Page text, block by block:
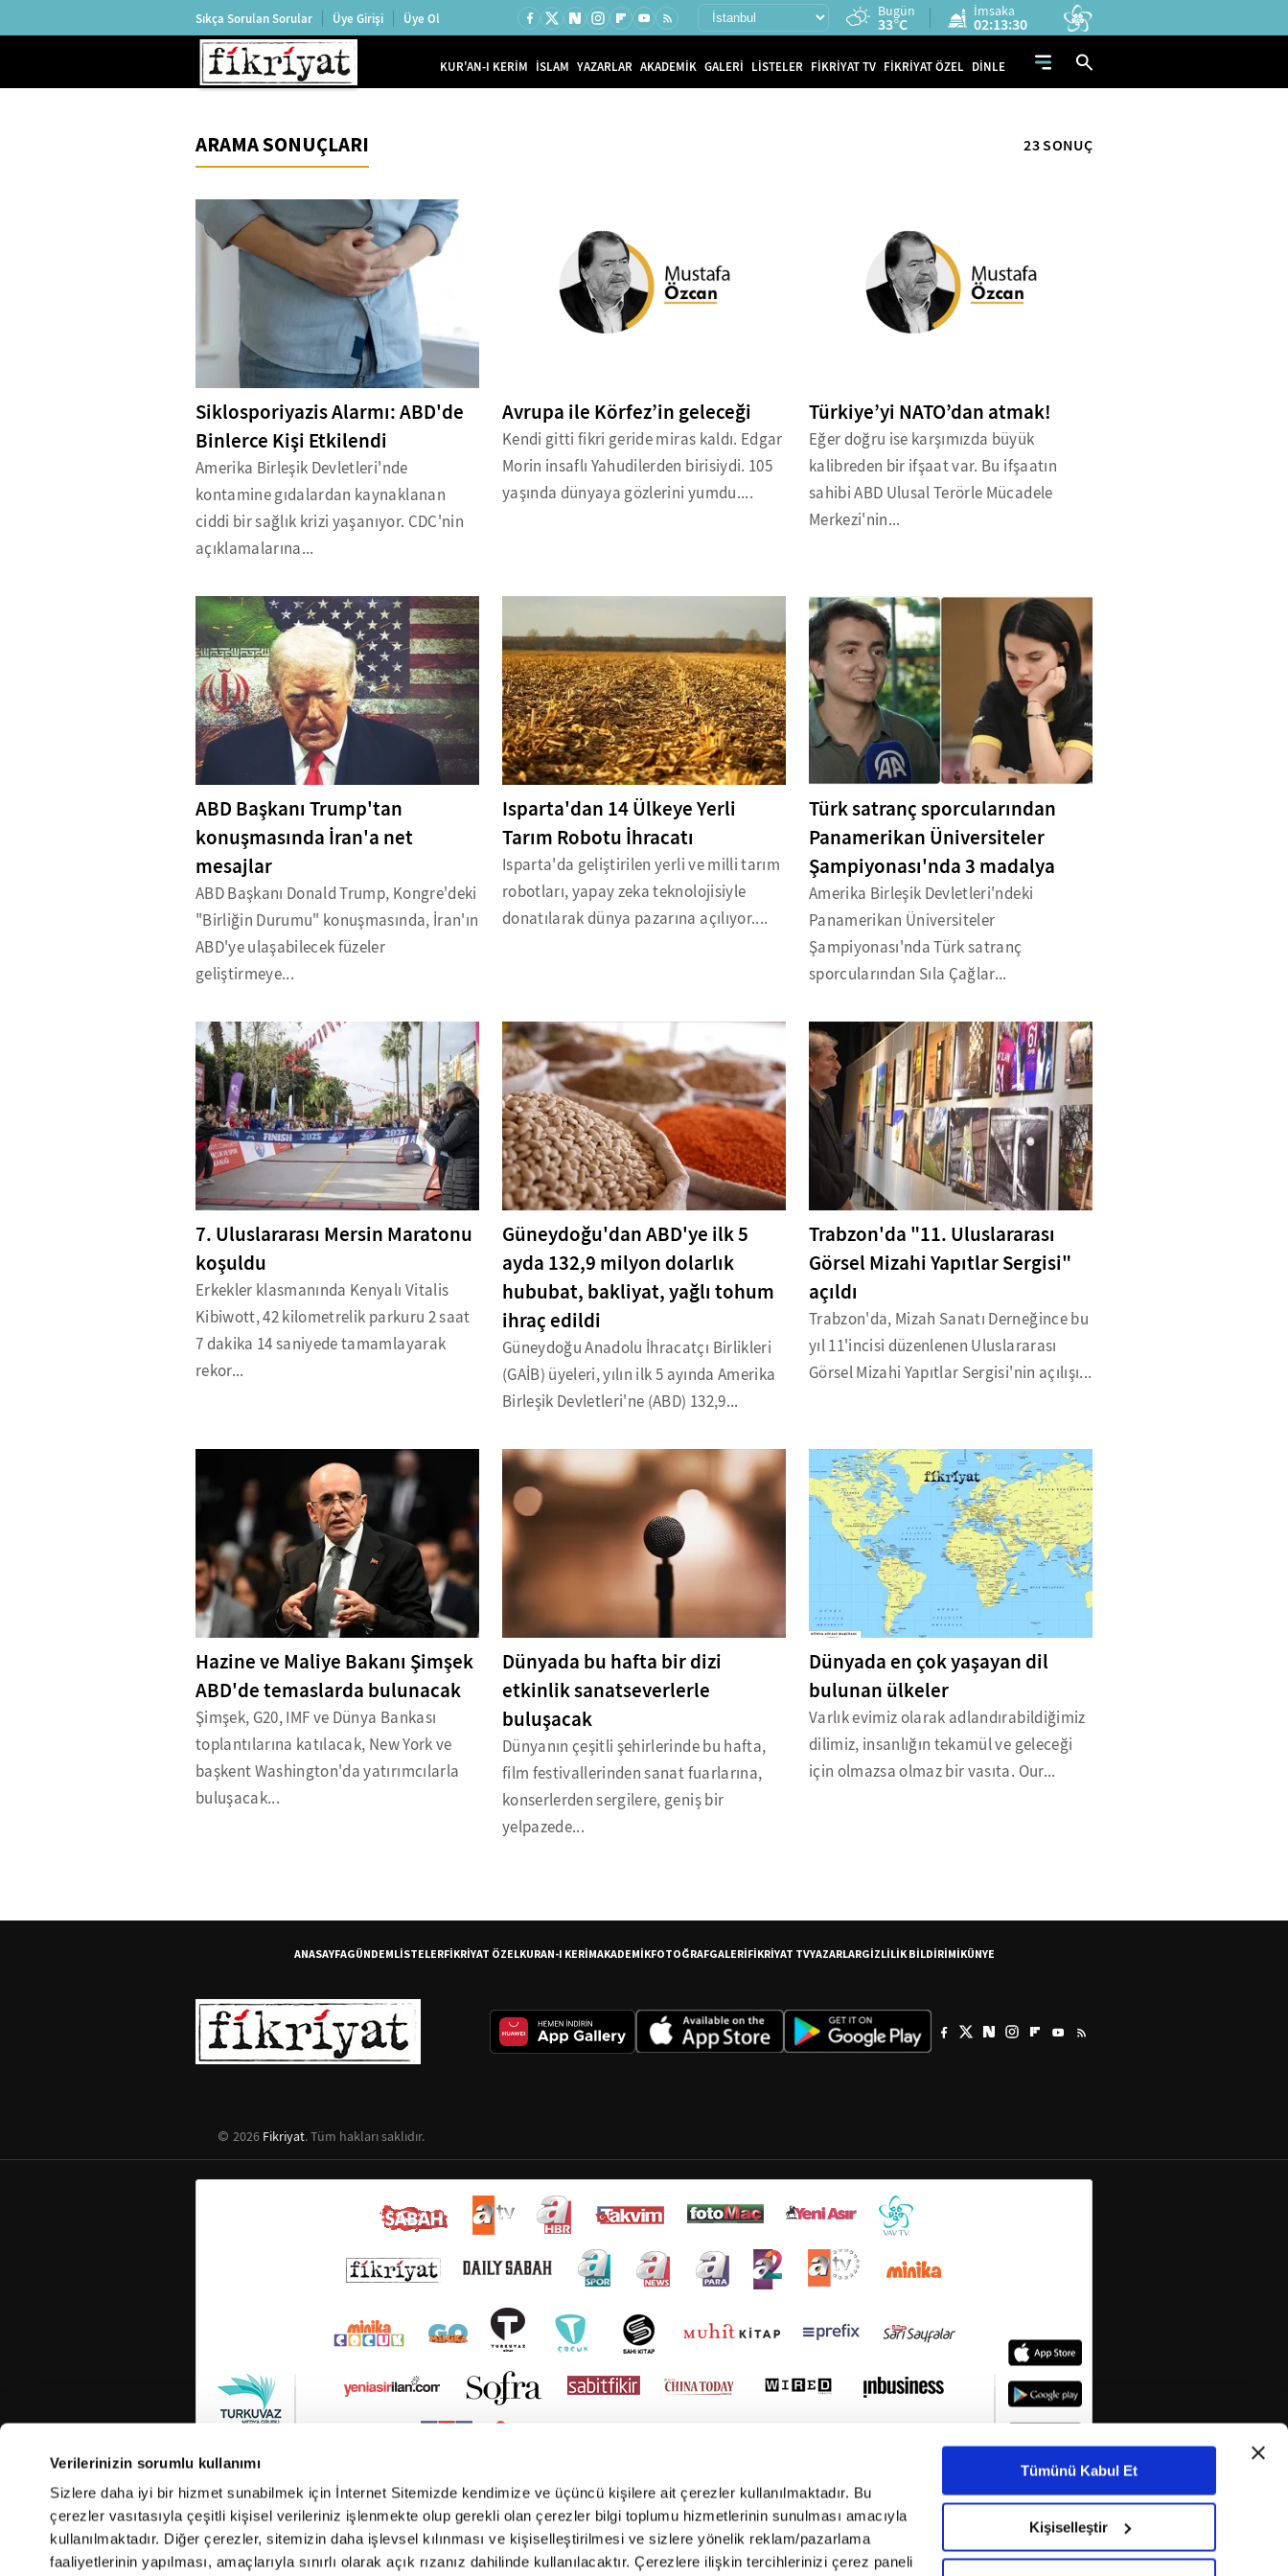
Verilerinizin sorumlu kullanımı
Sizlere daha iyi bir hizmet sunabilmek için İnternet Sitemizde kendimize ve üçüncü kişilere ait çerezler kullanılmaktadır. Bu
çerezler vasıtasıyla çeşitli kişisel verileriniz işlenmekte olup gerekli olan çerezler bilgi toplumu hizmetlerinin sunulması amacıyla
kullanılmaktadır. Diğer çerezler, sitemizin daha işlevsel kılınması ve kişiselleştirilmesi ve sizlere yönelik reklam/pazarlama
faaliyetlerinin yapılması, amaçlarıyla sınırlı olarak açık rızanız dahilinde kullanılacaktır. Çerezlere ilişkin tercihlerinizi çerez paneli
Tümünü Kabul Et
Kişiselleştir
Sıkça Sorulan Sorular Üye Girişi Üye Ol Bugün
33°C
İmsaka
02:13:29
KUR'AN-I KERİM İSLAM YAZARLAR AKADEMİK GALERİ LİSTELER FİKRİYAT TV FİKRİYAT ÖZEL DİNLE
ARAMA SONUÇLARI 23 SONUÇ
Siklosporiyazis Alarmı: ABD'de
Binlerce Kişi Etkilendi
Amerika Birleşik Devletleri'nde
kontamine gıdalardan kaynaklanan
ciddi bir sağlık krizi yaşanıyor. CDC'nin
açıklamalarına...
Avrupa ile Körfez’in geleceği
Kendi gitti fikri geride miras kaldı. Edgar
Morin insaflı Yahudilerden birisiydi. 105
yaşında dünyaya gözlerini yumdu....
Türkiye’yi NATO’dan atmak!
Eğer doğru ise karşımızda büyük
kalibreden bir ifşaat var. Bu ifşaatın
sahibi ABD Ulusal Terörle Mücadele
Merkezi'nin...
ABD Başkanı Trump'tan
konuşmasında İran'a net
mesajlar
ABD Başkanı Donald Trump, Kongre'deki
"Birliğin Durumu" konuşmasında, İran'ın
ABD'ye ulaşabilecek füzeler
geliştirmeye...
Isparta'dan 14 Ülkeye Yerli
Tarım Robotu İhracatı
Isparta'da geliştirilen yerli ve milli tarım
robotları, yapay zeka teknolojisiyle
donatılarak dünya pazarına açılıyor....
Türk satranç sporcularından
Panamerikan Üniversiteler
Şampiyonası'nda 3 madalya
Amerika Birleşik Devletleri'ndeki
Panamerikan Üniversiteler
Şampiyonası'nda Türk satranç
sporcularından Sıla Çağlar...
7. Uluslararası Mersin Maratonu
koşuldu
Erkekler klasmanında Kenyalı Vitalis
Kibiwott, 42 kilometrelik parkuru 2 saat
7 dakika 14 saniyede tamamlayarak
rekor...
Güneydoğu'dan ABD'ye ilk 5
ayda 132,9 milyon dolarlık
hububat, bakliyat, yağlı tohum
ihraç edildi
Güneydoğu Anadolu İhracatçı Birlikleri
(GAİB) üyeleri, yılın ilk 5 ayında Amerika
Birleşik Devletleri'ne (ABD) 132,9...
Trabzon'da "11. Uluslararası
Görsel Mizahi Yapıtlar Sergisi"
açıldı
Trabzon'da, Mizah Sanatı Derneğince bu
yıl 11'incisi düzenlenen Uluslararası
Görsel Mizahi Yapıtlar Sergisi'nin açılışı...
Hazine ve Maliye Bakanı Şimşek
ABD'de temaslarda bulunacak
Şimşek, G20, IMF ve Dünya Bankası
toplantılarına katılacak, New York ve
başkent Washington'da yatırımcılarla
buluşacak...
Dünyada bu hafta bir dizi
etkinlik sanatseverlerle
buluşacak
Dünyanın çeşitli şehirlerinde bu hafta,
film festivallerinden sanat fuarlarına,
konserlerden sergilere, geniş bir
yelpazede...
Dünyada en çok yaşayan dil
bulunan ülkeler
Varlık evimiz olarak adlandırabildiğimiz
dilimiz, insanlığın tekamül ve geleceği
için olmazsa olmaz bir vasıta. Our...
ANASAYFAGÜNDEMLİSTELERFİKRİYAT ÖZELKURAN-I KERİMAKADEMİKFOTOĞRAFGALERİFİKRİYAT TVYAZARLARGİZLİLİK BİLDİRİMİKÜNYE
2026 Fikriyat. Tüm hakları saklıdır.